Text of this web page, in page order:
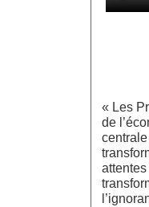
« Les
de